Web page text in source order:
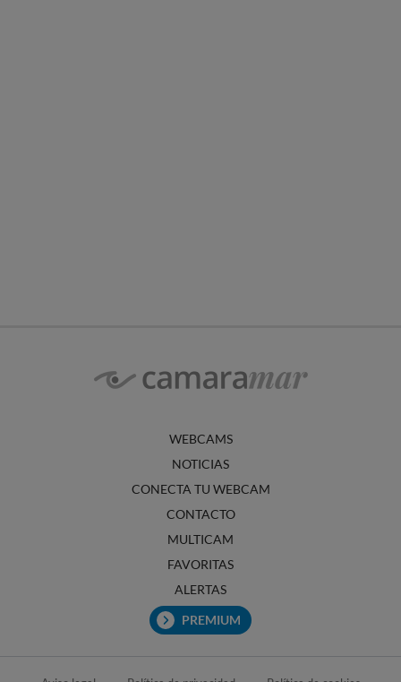
WEBCAMS
NOTICIAS
CONECTA TU WEBCAM
CONTACTO
MULTICAM
FAVORITAS
ALERTAS
PREMIUM